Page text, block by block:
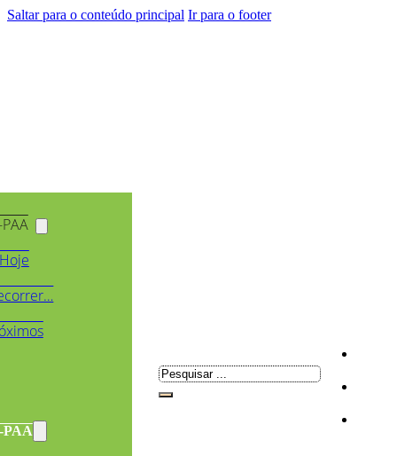
Saltar para o conteúdo principal Ir para o footer
PAA
Pesquisar